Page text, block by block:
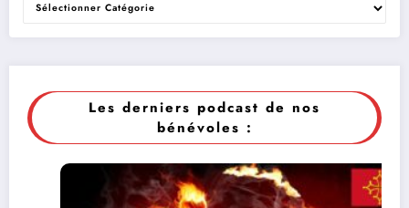
Les derniers podcast de nos
bénévoles :